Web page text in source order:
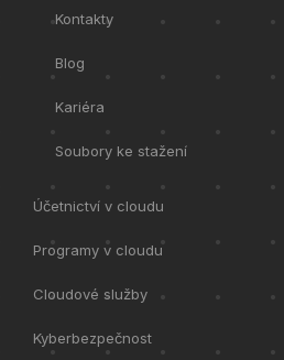
Kontakty
Blog
Kariéra
Soubory ke stažení
Účetnictví v cloudu
Programy v cloudu
Cloudové služby
Kyberbezpečnost